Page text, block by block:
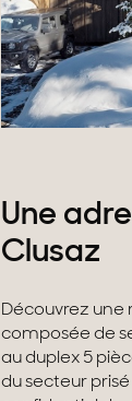
Une
Clusaz
Découvrez une
composée de
au duplex 5
du secteur